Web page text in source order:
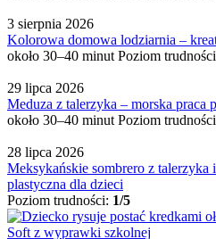
3 sierpnia 2026
Kolorowa domowa lodziarnia –
około 30–40 minut Poziom
29 lipca 2026
Meduza z talerzyka – morska praca
około 30–40 minut Poziom
28 lipca 2026
Meksykańskie sombrero z talerzyka
plastyczna dla dzieci
Poziom trudności: 1/5